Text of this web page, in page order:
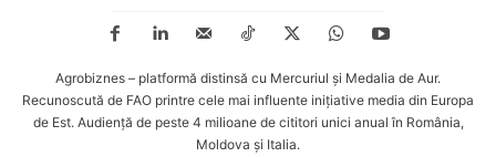
Agrobiznes – platformă distinsă cu Mercuriul și Medalia de Aur.
Recunoscută de FAO printre cele mai influente inițiative media din Europa
de Est. Audiență de peste 4 milioane de cititori unici anual în România,
Moldova și Italia.